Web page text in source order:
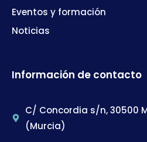
Eventos y formación
Noticias
Información de contacto
C/ Concordia s/n, 30500
(Murcia)